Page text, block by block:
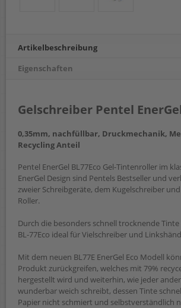
Artikelbeschreibung
Eigenschaften
Gelschreiber Pentel EnerGel
0,35mm, nachfüllbar, Druckmechanik,
Recycling Anteil
Pentel EnerGel BL77Eco Gel-Tintenroller im
EnerGel Design sind Pentels Bestseller und
zweier Schreibgeräte, dem Kugelschreiber
Roller.
Durch die besonders schnell trocknende Tinte
BL-77Eco ideal für Vielschreiber und
Mit dem neuen BL77E EnerGel Eco Modell
Produkt zurückgreifen, welches mit 79%
hergestellt wird und weiterhin, wie jeder
wunderbar weich schreibt, dessen Tinte
Papier nicht schmiert und selbstverständlich